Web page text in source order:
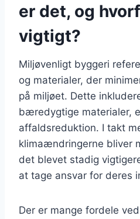
er det, og
vigtigt?
Miljøvenligt byggeri
og materialer, der
på miljøet. Dette
bæredygtige materialer,
affaldsreduktion. I takt
klimaændringerne bliver
det blevet stadig
at tage ansvar for deres
Der er mange fordele